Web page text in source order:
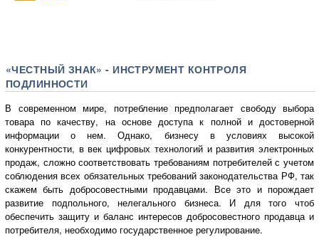
«ЧЕСТНЫЙ ЗНАК» - ИНСТРУМЕНТ КОНТРОЛЯ
ПОДЛИННОСТИ
В современном мире, потребление предполагает свободу выбора
товара по качеству, на основе доступа к полной и достоверной
информации о нем. Однако, бизнесу в условиях высокой
конкурентности, в век цифровых технологий и развития электронных
продаж, сложно соответствовать требованиям потребителей с учетом
соблюдения всех обязательных требований законодательства РФ, так
скажем быть добросовестными продавцами. Все это и порождает
развитие подпольного, нелегального бизнеса. И для того чтоб
обеспечить защиту и баланс интересов добросовестного продавца и
потребителя, необходимо государственное регулирование.